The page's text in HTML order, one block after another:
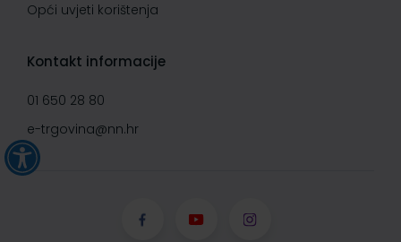
Opći uvjeti korištenja
Kontakt informacije
01 650 28 80
e-trgovina@nn.hr